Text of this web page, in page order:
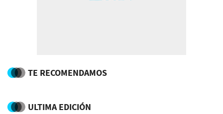
TE RECOMENDAMOS
ULTIMA EDICIÓN